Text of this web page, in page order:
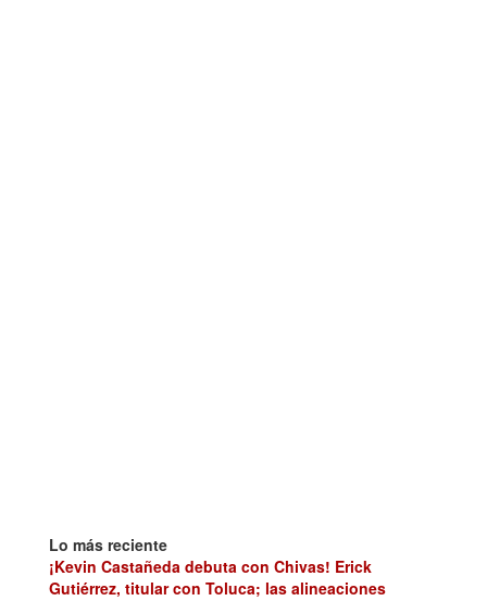
Lo más reciente
¡Kevin Castañeda debuta con Chivas! Erick
Gutiérrez, titular con Toluca; las alineaciones